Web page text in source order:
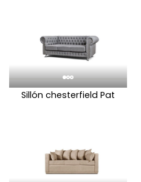
Sillón chesterfield Pat